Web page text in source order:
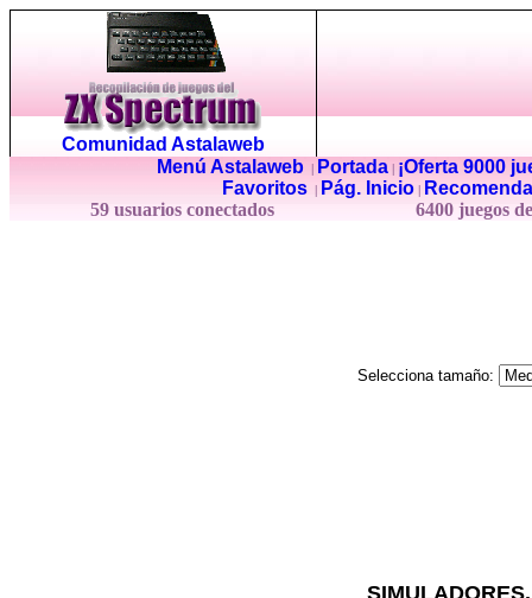
Comunidad Astalaweb
Menú Astalaweb| Portada|
¡Oferta 9000
Favoritos
Pág. Inicio
59 usuarios conectados
6400 juegos
Selecciona tamaño: